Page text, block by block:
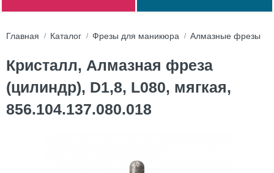
Главная Каталог Фрезы для маникюра Алмазные фрезы
Кристалл, Алмазная фреза
(цилиндр), D1,8, L080, мягкая,
856.104.137.080.018